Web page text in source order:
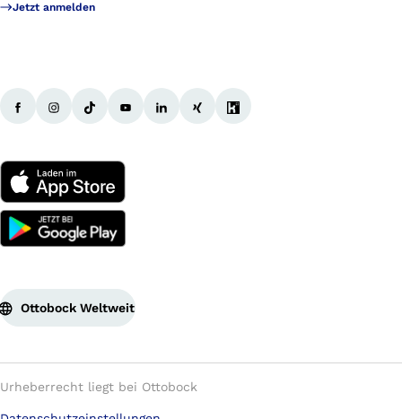
Jetzt anmelden
Ottobock Weltweit
Urheberrecht liegt bei Ottobock